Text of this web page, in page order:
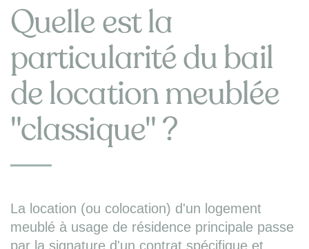
Quelle est la
particularité du bail
de location meublée
"classique" ?
La location (ou colocation) d'un logement
meublé à usage de résidence principale passe
par la signature d'un contrat spécifique et